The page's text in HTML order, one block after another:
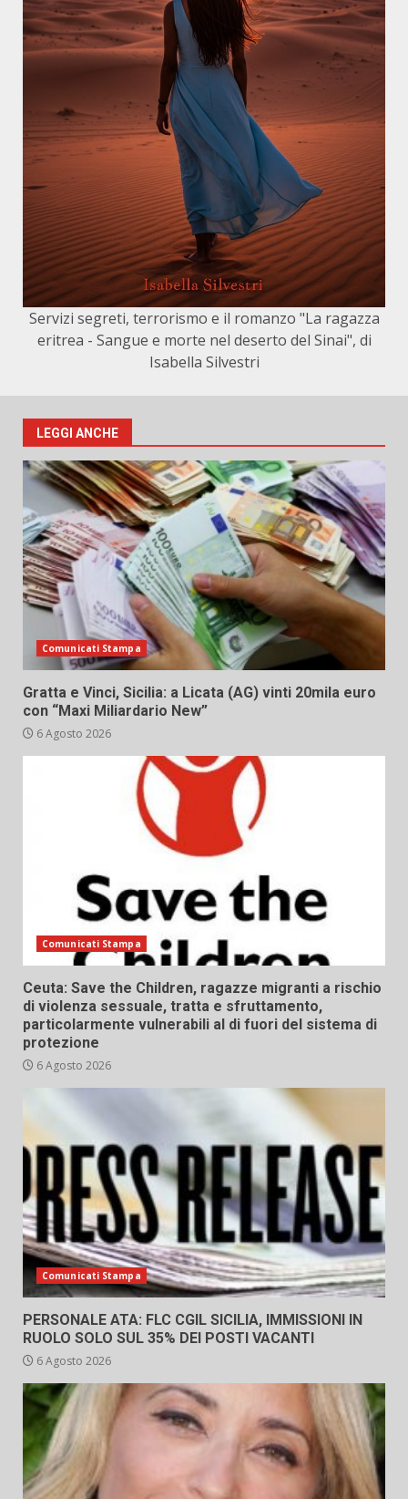
Servizi segreti, terrorismo e il romanzo "La ragazza
eritrea - Sangue e morte nel deserto del Sinai", di
Isabella Silvestri
LEGGI ANCHE
Comunicati Stampa
Gratta e Vinci, Sicilia: a Licata (AG) vinti 20mila euro
con “Maxi Miliardario New”
6 Agosto 2026
Comunicati Stampa
Ceuta: Save the Children, ragazze migranti a rischio
di violenza sessuale, tratta e sfruttamento,
particolarmente vulnerabili al di fuori del sistema di
protezione
6 Agosto 2026
Comunicati Stampa
PERSONALE ATA: FLC CGIL SICILIA, IMMISSIONI IN
RUOLO SOLO SUL 35% DEI POSTI VACANTI
6 Agosto 2026